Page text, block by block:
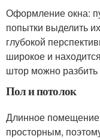
Оформление окна:
попытки выделить
глубокой
широкое и
штор можно
Пол и потолок
Длинное помещение
просторным,